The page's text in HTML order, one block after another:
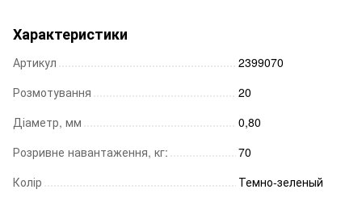
Характеристики
Артикул
2399070
Розмотування
20
Діаметр, мм
0,80
Розривне навантаження, кг:
70
Колір
Темно-зеленый